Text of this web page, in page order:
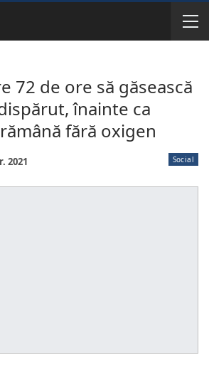
72 de ore să găsească
înainte ca
fără oxigen
Social
2021